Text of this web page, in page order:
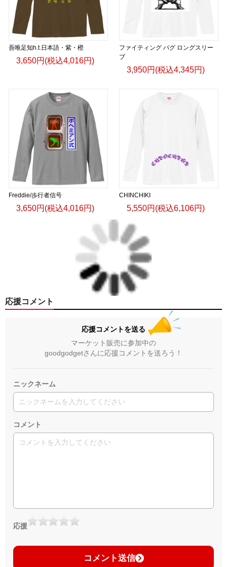
吾唯足知h.t.日本語・紫・橙
3,650円(税込4,016円)
ファイティング パグ ロングスリー
ブ
3,950円(税込4,345円)
Freddie/歩行者信号
3,650円(税込4,016円)
CHINCHIKI
5,550円(税込6,106円)
応援コメント
応援コメントを送る
マーケット販売に参加中の
goodgodgetさんに応援コメントを送ろう！
ニックネーム
コメント
応援
コメント送信